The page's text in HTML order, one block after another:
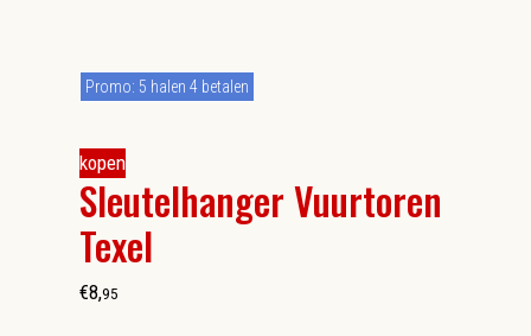
kopen
Sleutelhanger Vuurtoren
Texel
Promo: 5 halen 4 betalen
€8,95